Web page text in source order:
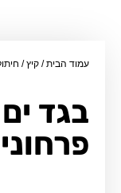
עמוד הבית/ קיץ/
בגד
פרחוני